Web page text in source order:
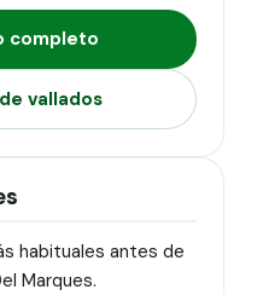
completo
vallados
habituales antes de
Marques.